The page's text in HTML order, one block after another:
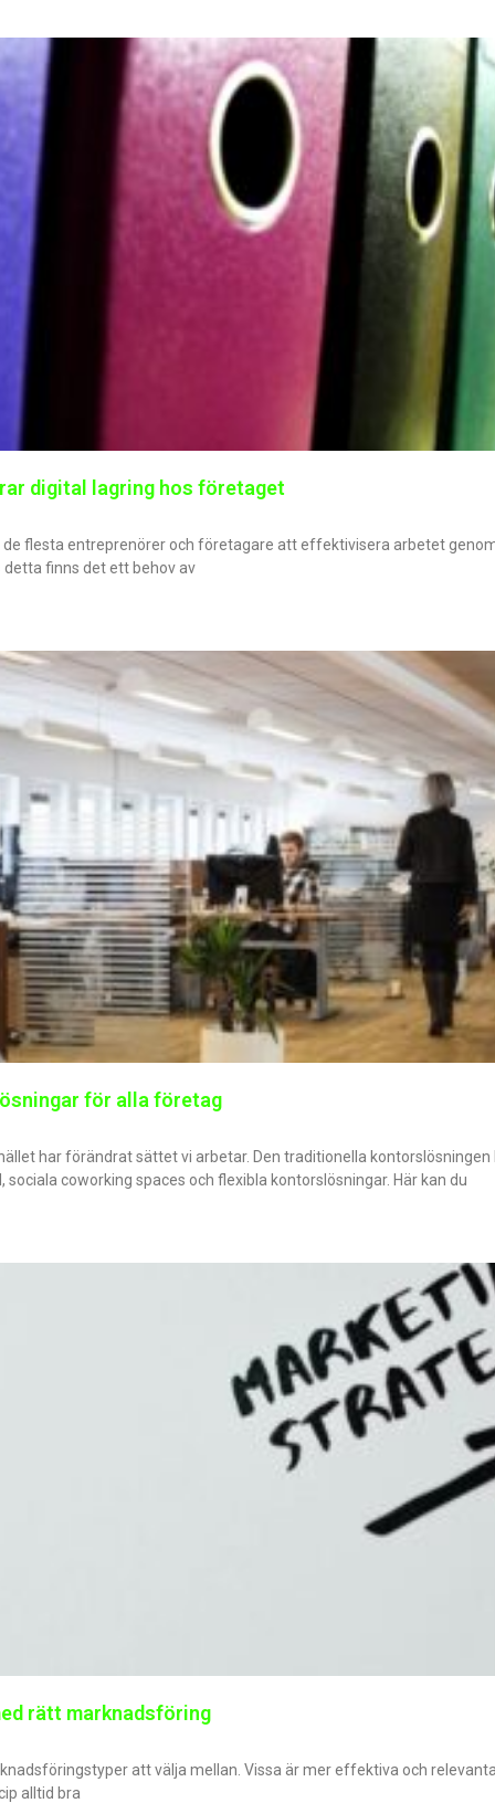
digital lagring hos företaget
de flesta entreprenörer och företagare att effektivisera arbetet
finns det ett behov av
för alla företag
har förändrat sättet vi arbetar. Den traditionella
coworking spaces och flexibla kontorslösningar. Här kan du
rätt marknadsföring
att välja mellan. Vissa är mer effektiva och
alltid bra